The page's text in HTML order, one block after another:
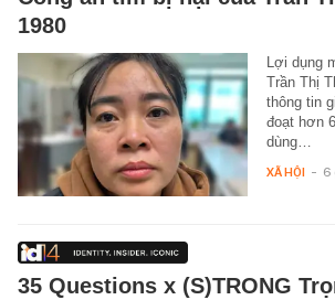
1980
Lợi dụng
Trần Thị
thông tin
đoạt hơn
dùng…
XÃ HỘI - 6
35 Questions x (S)TRONG